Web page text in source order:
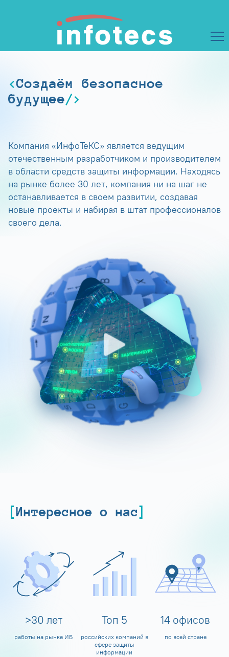
Создаём безопасное
будущее
Компания «ИнфоТеКС» является ведущим
отечественным разработчиком и производителем
в области средств защиты информации. Находясь
на рынке более 30 лет, компания ни на шаг не
останавливается в своем развитии, создавая
новые проекты и набирая в штат профессионалов
своего дела.
Интересное о нас
>30 лет
работы на рынке ИБ
Топ 5
российских компаний в
сфере защиты
информации
14 офисов
по всей стране